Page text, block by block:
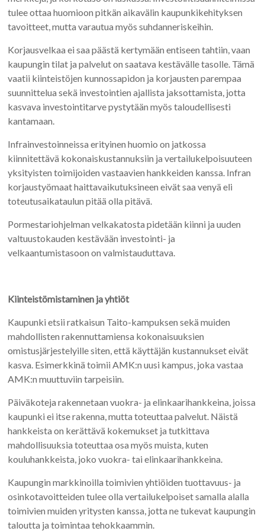
tulee ottaa huomioon pitkän aikavälin kaupunkikehityksen
tavoitteet, mutta varautua myös suhdanneriskeihin.
Korjausvelkaa ei saa päästä kertymään entiseen tahtiin, vaan
kaupungin tilat ja palvelut on saatava kestävälle tasolle. Tämä
vaatii kiinteistöjen kunnossapidon ja korjausten parempaa
suunnittelua sekä investointien ajallista jaksottamista, jotta
kasvava investointitarve pystytään myös taloudellisesti
kantamaan.
Infrainvestoinneissa erityinen huomio on jatkossa
kiinnitettävä kokonaiskustannuksiin ja vertailukelpoisuuteen
yksityisten toimijoiden vastaavien hankkeiden kanssa. Infran
korjaustyömaat haittavaikutuksineen eivät saa venyä eli
toteutusaikataulun pitää olla pitävä.
Pormestariohjelman velkakatosta pidetään kiinni ja uuden
valtuustokauden kestävään investointi- ja
velkaantumistasoon on valmistauduttava.
Kiinteistömistaminen ja yhtiöt
Kaupunki etsii ratkaisun Taito-kampuksen sekä muiden
mahdollisten rakennuttamiensa kokonaisuuksien
omistusjärjestelyille siten, että käyttäjän kustannukset eivät
kasva. Esimerkkinä toimii AMK:n uusi kampus, joka vastaa
AMK:n muuttuviin tarpeisiin.
Päiväkoteja rakennetaan vuokra- ja elinkaarihankkeina, joissa
kaupunki ei itse rakenna, mutta toteuttaa palvelut. Näistä
hankkeista on kerättävä kokemukset ja tutkittava
mahdollisuuksia toteuttaa osa myös muista, kuten
kouluhankkeista, joko vuokra- tai elinkaarihankkeina.
Kaupungin markkinoilla toimivien yhtiöiden tuottavuus- ja
osinkotavoitteiden tulee olla vertailukelpoiset samalla alalla
toimivien muiden yritysten kanssa, jotta ne tukevat kaupungin
taloutta ja toimintaa tehokkaammin.